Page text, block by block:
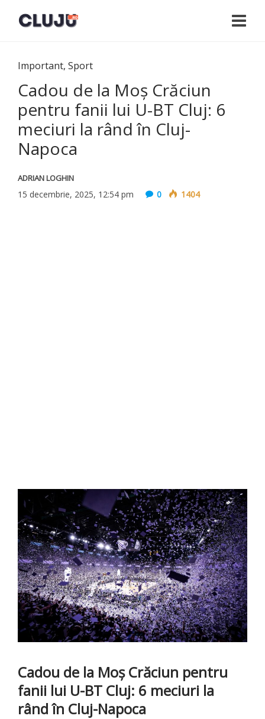
Important, Sport
Cadou de la Moș Crăciun
pentru fanii lui U-BT Cluj: 6
meciuri la rând în Cluj-
Napoca
ADRIAN LOGHIN
15 decembrie, 2025, 12:54 pm 0 1404
Cadou de la Moș Crăciun pentru
fanii lui U-BT Cluj: 6 meciuri la
rând în Cluj-Napoca